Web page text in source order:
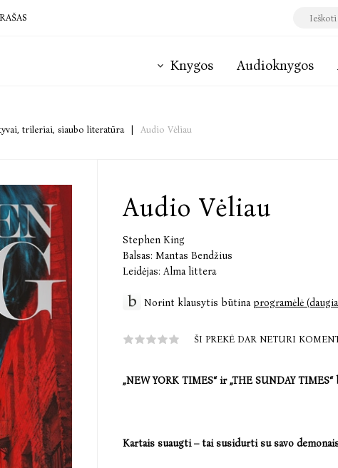
Knygos Audioknygos
trileriai, siaubo literatūra Audio Vėliau
Audio Vėliau
Stephen King
Balsas: Mantas Bendžius
Leidėjas: Alma littera
Norint klausytis būtinaprogramėlė
ŠI PREKĖ DAR NETURI
„NEW YORK TIMES“ ir „THE SUNDAY
Kartais suaugti – tai susidurti su savo